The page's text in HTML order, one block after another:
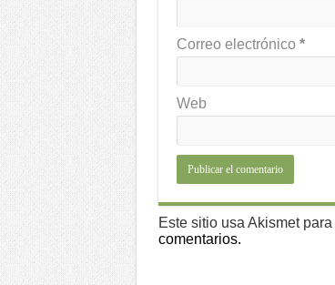
Correo electrónico *
Web
Este sitio usa Akismet
comentarios.